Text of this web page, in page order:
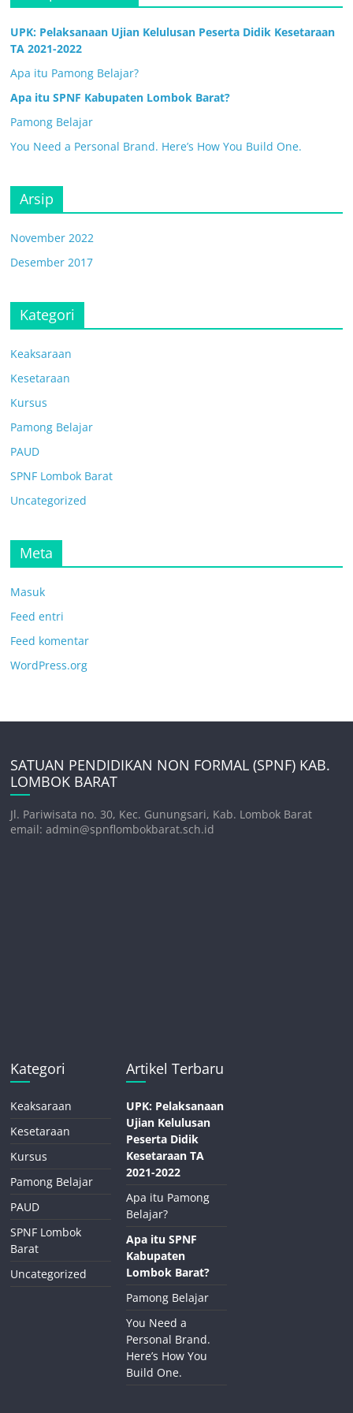
UPK: Pelaksanaan Ujian Kelulusan Peserta Didik Kesetaraan
TA 2021-2022
Apa itu Pamong Belajar?
Apa itu SPNF Kabupaten Lombok Barat?
Pamong Belajar
You Need a Personal Brand. Here’s How You Build One.
Arsip
November 2022
Desember 2017
Kategori
Keaksaraan
Kesetaraan
Kursus
Pamong Belajar
PAUD
SPNF Lombok Barat
Uncategorized
Meta
Masuk
Feed entri
Feed komentar
WordPress.org
SATUAN PENDIDIKAN NON FORMAL (SPNF) KAB.
LOMBOK BARAT
Jl. Pariwisata no. 30, Kec. Gunungsari, Kab. Lombok Barat
email: admin@spnflombokbarat.sch.id
Kategori
Keaksaraan
Kesetaraan
Kursus
Pamong Belajar
PAUD
SPNF Lombok
Barat
Uncategorized
Artikel Terbaru
UPK: Pelaksanaan
Ujian Kelulusan
Peserta Didik
Kesetaraan TA
2021-2022
Apa itu Pamong
Belajar?
Apa itu SPNF
Kabupaten
Lombok Barat?
Pamong Belajar
You Need a
Personal Brand.
Here’s How You
Build One.